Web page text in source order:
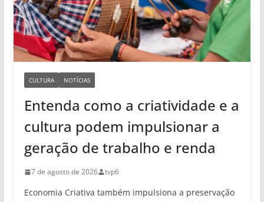
CULTURA NOTÍCIAS
Entenda como a criatividade e a
cultura podem impulsionar a
geração de trabalho e renda
7 de agosto de 2026 tvp6
Economia Criativa também impulsiona a preservação